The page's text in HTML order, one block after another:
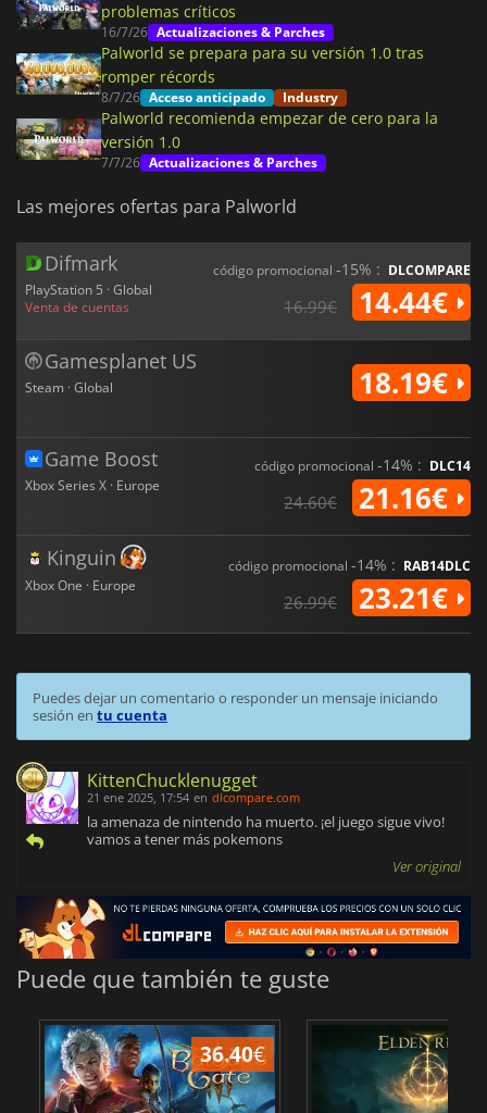
problemas críticos
16/7/26 Actualizaciones & Parches
Palworld se prepara para su versión 1.0 tras
romper récords
8/7/26 Acceso anticipado Industry
Palworld recomienda empezar de cero para la
versión 1.0
7/7/26 Actualizaciones & Parches
Las mejores ofertas para Palworld
Difmark
PlayStation 5 · Global
Venta de cuentas
código promocional -15% : DLCOMPARE
16.99€ 14.44€
Gamesplanet US
Steam · Global 18.19€
Game Boost
Xbox Series X · Europe
código promocional -14% : DLC14
24.60€ 21.16€
Kinguin
Xbox One · Europe
código promocional -14% : RAB14DLC
26.99€ 23.21€
Puedes dejar un comentario o responder un mensaje iniciando
sesión en tu cuenta
KittenChucklenugget
21 ene 2025, 17:54 en dlcompare.com
la amenaza de nintendo ha muerto. ¡el juego sigue vivo!
vamos a tener más pokemons
Ver original
Puede que también te guste
36.40€